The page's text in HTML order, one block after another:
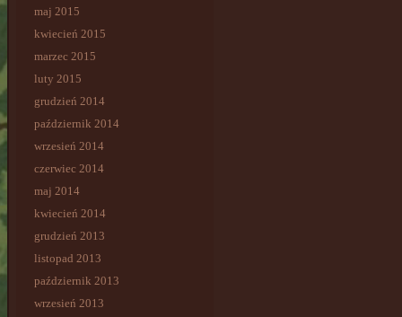
maj 2015
kwiecień 2015
marzec 2015
luty 2015
grudzień 2014
październik 2014
wrzesień 2014
czerwiec 2014
maj 2014
kwiecień 2014
grudzień 2013
listopad 2013
październik 2013
wrzesień 2013